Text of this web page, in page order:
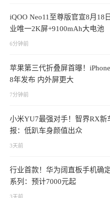
iQOO Neo11至尊版官宣8月18
业唯一2K屏+9100mAh大电池
6分钟前
苹果第三代折叠屏首曝！
8年发布 内外屏更大
7分钟前
小米YU7最强对手！智界RX新
报：低趴车身颜值出众
3天前
行业首款！华为阔直板手机确
系列：预计7000元起
3天前